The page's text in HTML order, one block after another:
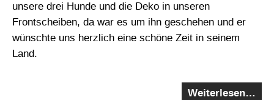
unsere drei Hunde und die Deko in unseren
Frontscheiben, da war es um ihn geschehen und er
wünschte uns herzlich eine schöne Zeit in seinem
Land.
Weiterlesen…